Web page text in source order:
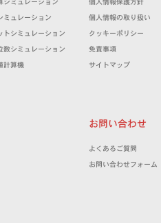
ミュレーション
トシミュレーション
数シミュレーション
計算機
個人情報の取り扱い
クッキーポリシー
免責事項
サイトマップ
お問い合わせ
よくあるご質問
お問い合わせフォーム